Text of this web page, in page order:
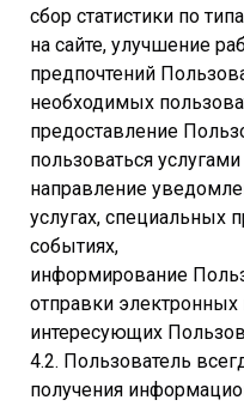
сбор статистики по
на сайте, улучшение
предпочтений
необходимых
предоставление
пользоваться
направление
услугах, специальных
событиях,
информирование
отправки электронных
интересующих
4.2. Пользователь
получения